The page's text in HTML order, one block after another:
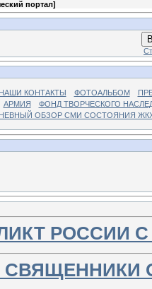
портал]
НАШИ КОНТАКТЫ ФОТОАЛЬБОМ
АРМИЯ
ФОНД ТВОРЧЕСКОГО
ОБЗОР СМИ СОСТОЯНИЯ
РОССИИ